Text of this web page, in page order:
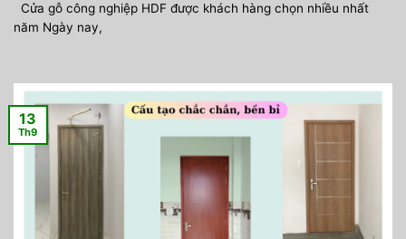
Cửa gỗ công nghiệp HDF được khách hàng chọn nhiều nhất
năm Ngày nay,
13
Th9